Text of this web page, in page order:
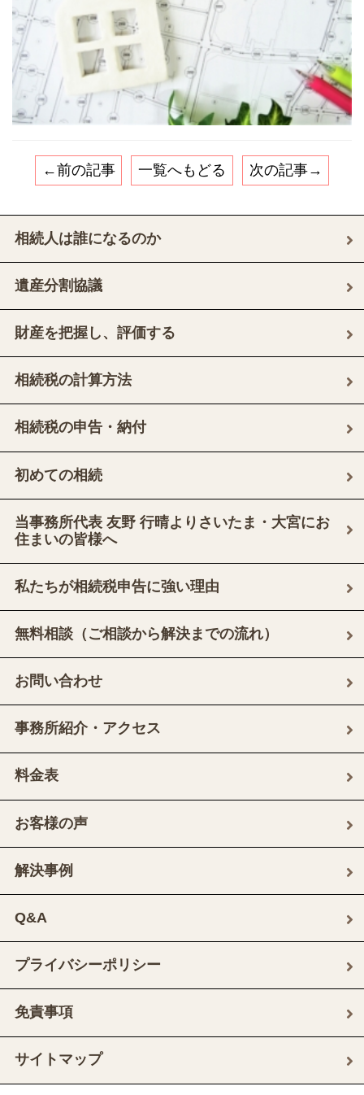
←前の記事 一覧へもどる 次の記事→
相続人は誰になるのか
遺産分割協議
財産を把握し、評価する
相続税の計算方法
相続税の申告・納付
初めての相続
当事務所代表 友野 行晴よりさいたま・大宮にお
住まいの皆様へ
私たちが相続税申告に強い理由
無料相談（ご相談から解決までの流れ）
お問い合わせ
事務所紹介・アクセス
料金表
お客様の声
解決事例
Q&A
プライバシーポリシー
免責事項
サイトマップ